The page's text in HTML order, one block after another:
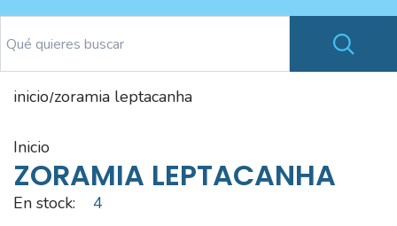
inicio/zoramia leptacanha
inicio
ZORAMIA LEPTACANHA
En stock: 4